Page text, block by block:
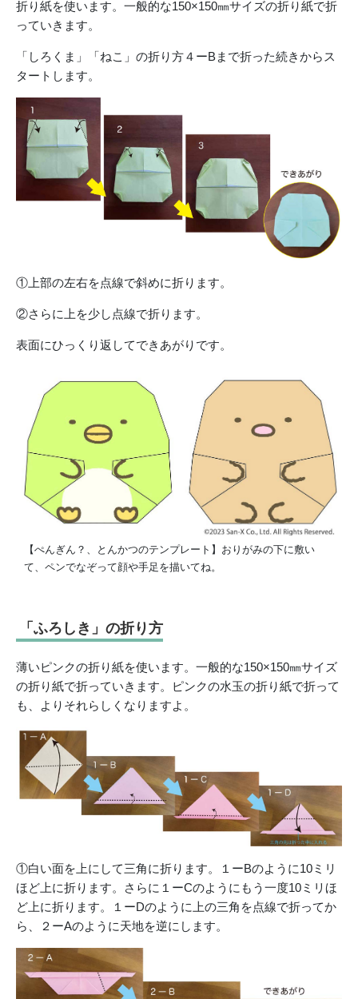
折り紙を使います。一般的な150×150㎜サイズの折り紙で折
っていきます。
「しろくま」「ねこ」の折り方４ーBまで折った続きからス
タートします。
①上部の左右を点線で斜めに折ります。
②さらに上を少し点線で折ります。
表面にひっくり返してできあがりです。
【ぺんぎん？、とんかつのテンプレート】おりがみの下に敷い
て、ペンでなぞって顔や手足を描いてね。
「ふろしき」の折り方
薄いピンクの折り紙を使います。一般的な150×150㎜サイズ
の折り紙で折っていきます。ピンクの水玉の折り紙で折って
も、よりそれらしくなりますよ。
①白い面を上にして三角に折ります。１ーBのように10ミリ
ほど上に折ります。さらに１ーCのようにもう一度10ミリほ
ど上に折ります。１ーDのように上の三角を点線で折ってか
ら、２ーAのように天地を逆にします。